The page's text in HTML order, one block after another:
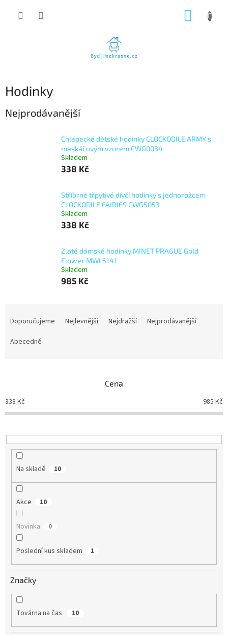
Hodinky
Nejprodávanější
Chlapecké dětské hodinky CLOCKODILE ARMY s
maskáčovým vzorem CWG0034
Skladem
338 Kč
Stříbrné třpytivé dívčí hodinky s jednorožcem
CLOCKODILE FAIRIES CWG5053
Skladem
338 Kč
Zlaté dámské hodinky MINET PRAGUE Gold
Flower MWL5141
Skladem
985 Kč
o
d
k
t
Doporučujeme Nejlevnější Nejdražší
Nejprodávanější
Abecedně
Cena
338 Kč 985 Kč
Na skladě 10
Akce 10
Novinka 0
Poslední kus skladem 1
Značky
Továrna na čas 10